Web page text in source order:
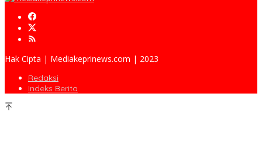
Hak Cipta | Mediakeprinews.com | 2023
Redaksi
Indeks Berita